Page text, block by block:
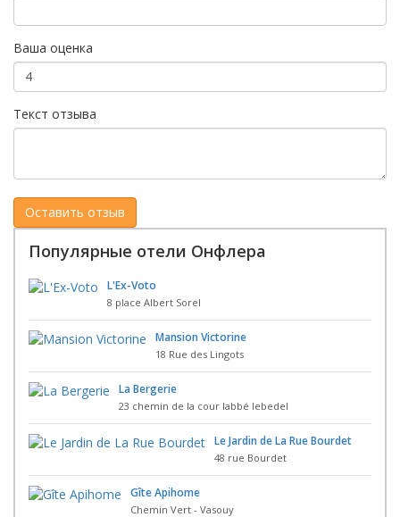
Ваша оценка
Текст отзыва
Популярные отели Онфлера
L'Ex-Voto
8 place Albert Sorel
Mansion Victorine
18 Rue des Lingots
La Bergerie
23 chemin de la cour labbé lebedel
Le Jardin de La Rue Bourdet
48 rue Bourdet
Gîte Apihome
Chemin Vert - Vasouy